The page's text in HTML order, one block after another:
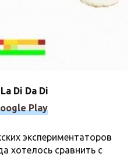
Di Da Di
Play
экспериментаторов
хотелось сравнить с